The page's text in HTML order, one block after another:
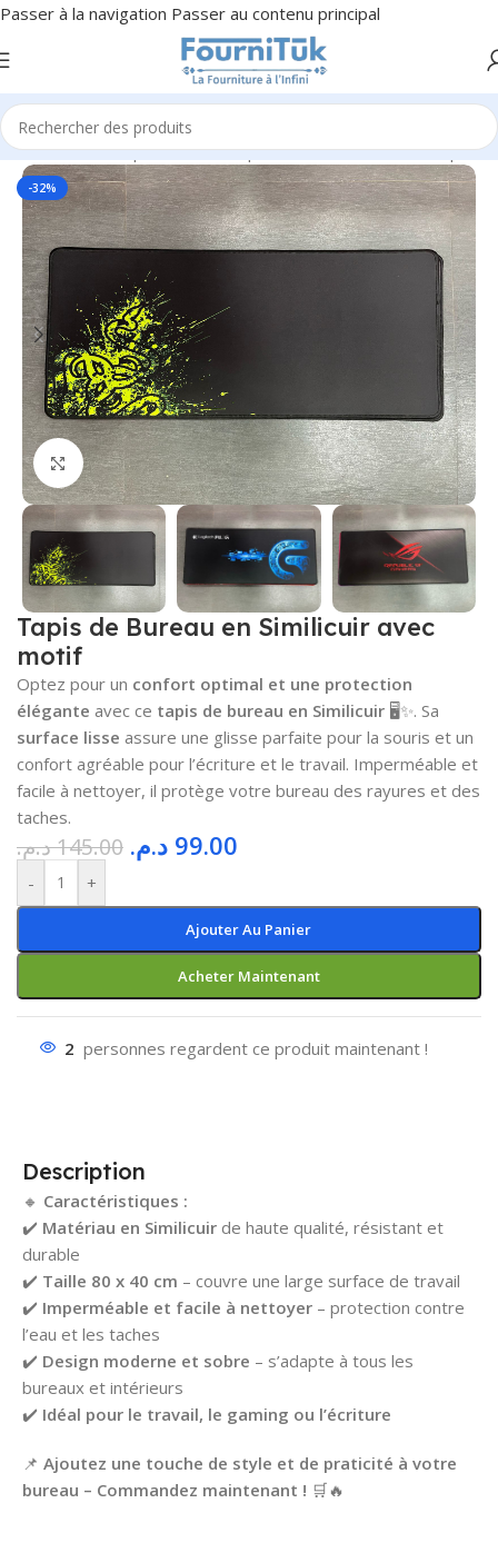
Passer à la navigation Passer au contenu principal
/Informatique & Bureautique/Accessoires Informatiques
-32%
Cliquez pour agrandir
Tapis de Bureau en Similicuir avec
motif
Optez pour un confort optimal et une protection
élégante avec ce tapis de bureau en Similicuir 🖥️✨. Sa
surface lisse assure une glisse parfaite pour la souris et un
confort agréable pour l’écriture et le travail. Imperméable et
facile à nettoyer, il protège votre bureau des rayures et des
taches.
145.00د.م. 99.00 د.م.
- +
Ajouter Au Panier
Acheter Maintenant
2 personnes regardent ce produit maintenant !
Description
🔸 Caractéristiques :
✔️ Matériau en Similicuir de haute qualité, résistant et
durable
✔️ Taille 80 x 40 cm – couvre une large surface de travail
✔️ Imperméable et facile à nettoyer – protection contre
l’eau et les taches
✔️ Design moderne et sobre – s’adapte à tous les
bureaux et intérieurs
✔️ Idéal pour le travail, le gaming ou l’écriture
📌 Ajoutez une touche de style et de praticité à votre
bureau – Commandez maintenant ! 🛒🔥